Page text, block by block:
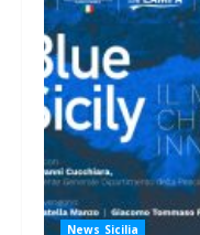
News Sicilia